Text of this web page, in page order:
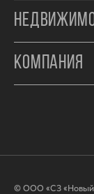
КОМПАНИЯ
© ООО «СЗ «Новый